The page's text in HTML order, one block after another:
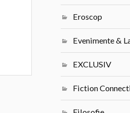
Eroscop
Evenimente &
EXCLUSIV
Fiction